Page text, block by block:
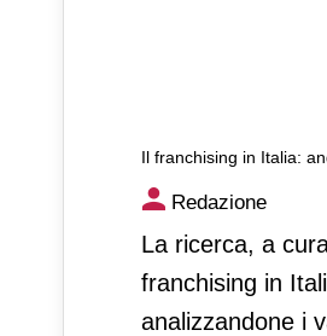
Il franchising in Italia:
Il franchising
Redazione
La ricerca, a
franchising in
analizzandone i